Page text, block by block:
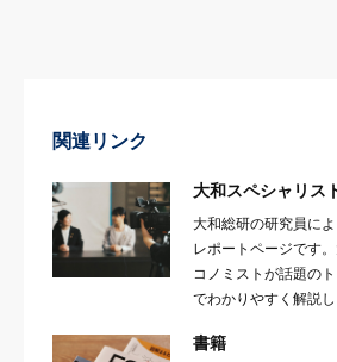
関連リンク
大和スペシャリス
大和総研の研究員に
レポートページです
コノミストが話題の
でわかりやすく解説し
書籍